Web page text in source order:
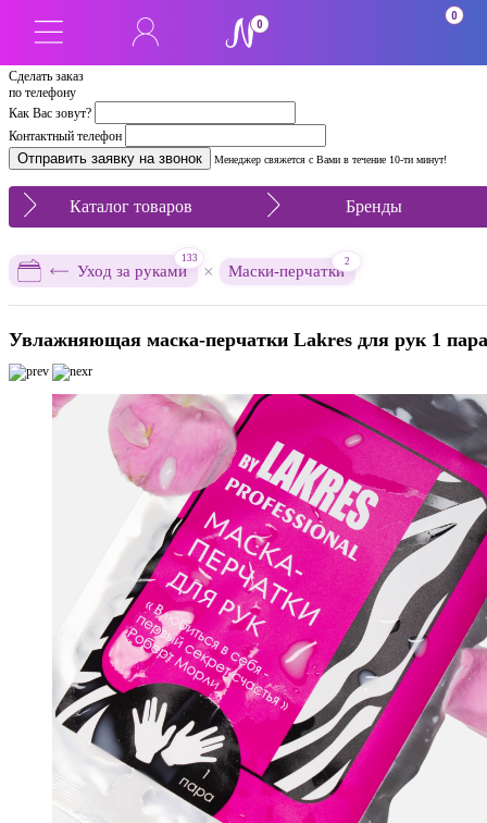
Сделать заказ
по телефону
Как Вас зовут?
Контактный телефон
Менеджер свяжется с Вами в течение 10-ти минут!
0
0
Каталог товаров Бренды
Уход за руками
133
× Маски-перчатки
2
Увлажняющая маска-перчатки Lakres для рук 1 пара